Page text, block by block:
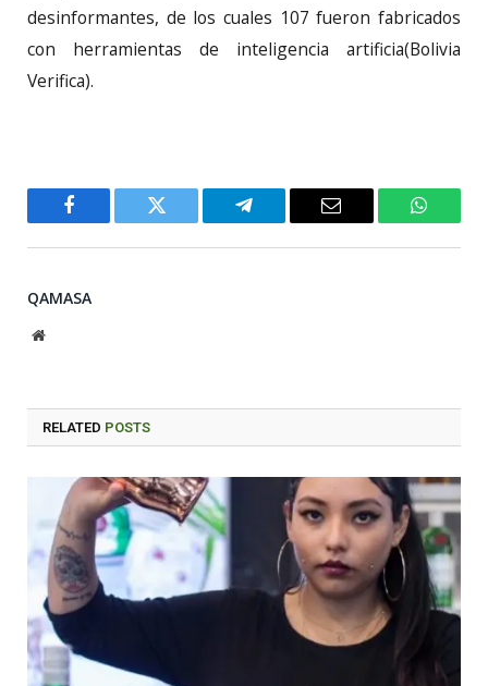
desinformantes, de los cuales 107 fueron fabricados
con herramientas de inteligencia artificia(Bolivia
Verifica).
Facebook Twitter Telegram Email
QAMASA
Website
RELATED POSTS